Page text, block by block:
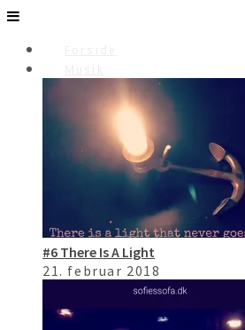
#6 There Is A Light
21. februar 2018